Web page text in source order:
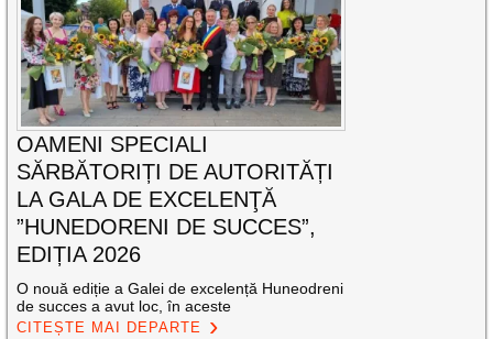
OAMENI SPECIALI
SĂRBĂTORIȚI DE AUTORITĂȚI
LA GALA DE EXCELENŢĂ
”HUNEDORENI DE SUCCES”,
EDIȚIA 2026
O nouă ediție a Galei de excelență Huneodreni
de succes a avut loc, în aceste
CITEȘTE MAI DEPARTE